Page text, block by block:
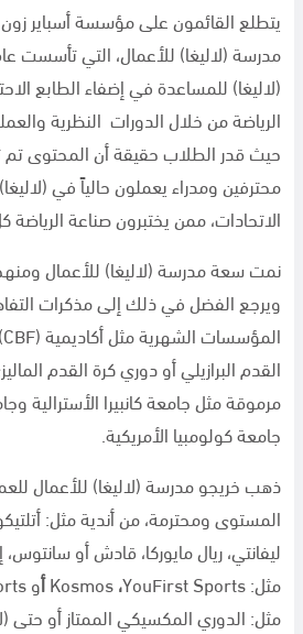
يتطلع القائمون على مؤسسة أسباير
مدرسة (لاليغا) للأعمال، التي تأسست
(لاليغا) للمساعدة في إضفاء الطابع
الرياضة من خلال الدورات النظرية
حيث قدر الطلاب حقيقة أن المحتوى
محترفين ومدراء يعملون حالياً في
الاتحادات، ممن يختبرون صناعة الرياضة
نمت سعة مدرسة (لاليغا) للأعمال
ويرجع الفضل في ذلك إلى مذكرات
المؤسسات الشهرية مثل أكاديمية (CBF
القدم البرازيلي أو دوري كرة القدم
مرموقة مثل جامعة كانبيرا الأسترالية
جامعة كولومبيا الأمريكية.
ذهب خريجو مدرسة (لاليغا) للأعمال
المستوى ومحترمة، من أندية مثل:
ليفانتي، ريال مايوركا، قادش أو
مثل:YouFirst Sports،Kosmosأو
مثل: الدوري المكسيكي الممتاز أو حتى